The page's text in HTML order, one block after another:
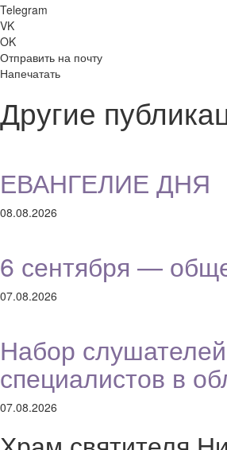
Telegram
VK
OK
Отправить на почту
Напечатать
Другие
ЕВАНГЕЛИЕ ДНЯ
08.08.2026
6 сентября —
07.08.2026
Набор
специалистов в
07.08.2026